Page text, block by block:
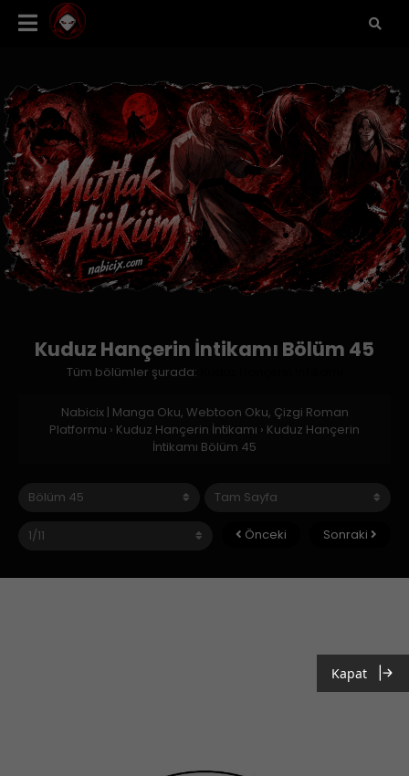
Kuduz Hançerin İntikamı Bölüm 45
Tüm bölümler şurada:
Nabicix | Manga Oku, Webtoon Oku, Çizgi Roman
Platformu › Kuduz Hançerin İntikamı › Kuduz Hançerin
İntikamı Bölüm 45
Önceki Sonraki
Kapat